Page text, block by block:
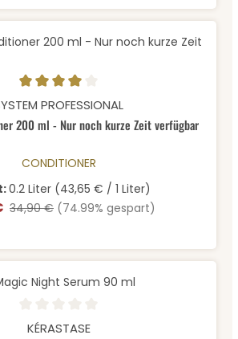
Bewertung von 4 von 5 Sternen
PROFESSIONAL
200 ml - Nur noch kurze Zeit verfügbar
CONDITIONER
0.2 Liter (43,65 € / 1 Liter)
Regulärer Preis:
34,90 € (74.99% gespart)
Bewertung von 0 von 5 Sternen
KÉRASTASE